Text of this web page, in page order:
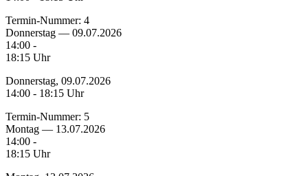
Termin-Nummer: 4
Donnerstag — 09.07.2026
14:00 -
18:15 Uhr
Donnerstag, 09.07.2026
14:00 - 18:15 Uhr
Termin-Nummer: 5
Montag — 13.07.2026
14:00 -
18:15 Uhr